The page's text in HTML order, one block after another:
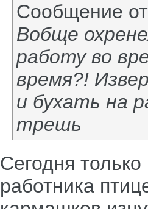
Сообщение
Вобще
работу во
время?!
и бухать на
трешь
Сегодня
работника